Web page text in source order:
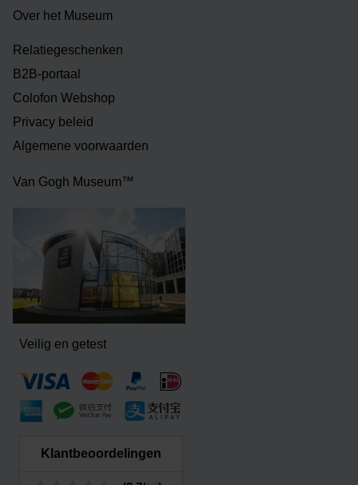
Over het Museum
Relatiegeschenken
B2B-portaal
Colofon Webshop
Privacy beleid
Algemene voorwaarden
Van Gogh Museum™
Veilig en getest